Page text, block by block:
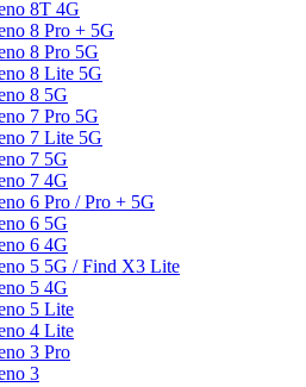
8T 4G
8 Pro + 5G
8 Pro 5G
8 Lite 5G
8 5G
7 Pro 5G
7 Lite 5G
7 5G
7 4G
6 Pro / Pro + 5G
6 5G
6 4G
5 5G / Find X3 Lite
5 4G
5 Lite
4 Lite
3 Pro
3